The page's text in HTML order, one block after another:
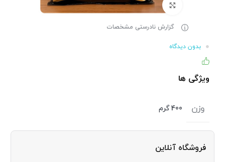
برای بزرگنمایی کلیک کنید
گزارش نادرستی مشخصات
بدون دیدگاه
ویژگی ها
وزن 400 گرم
فروشگاه آنلاین